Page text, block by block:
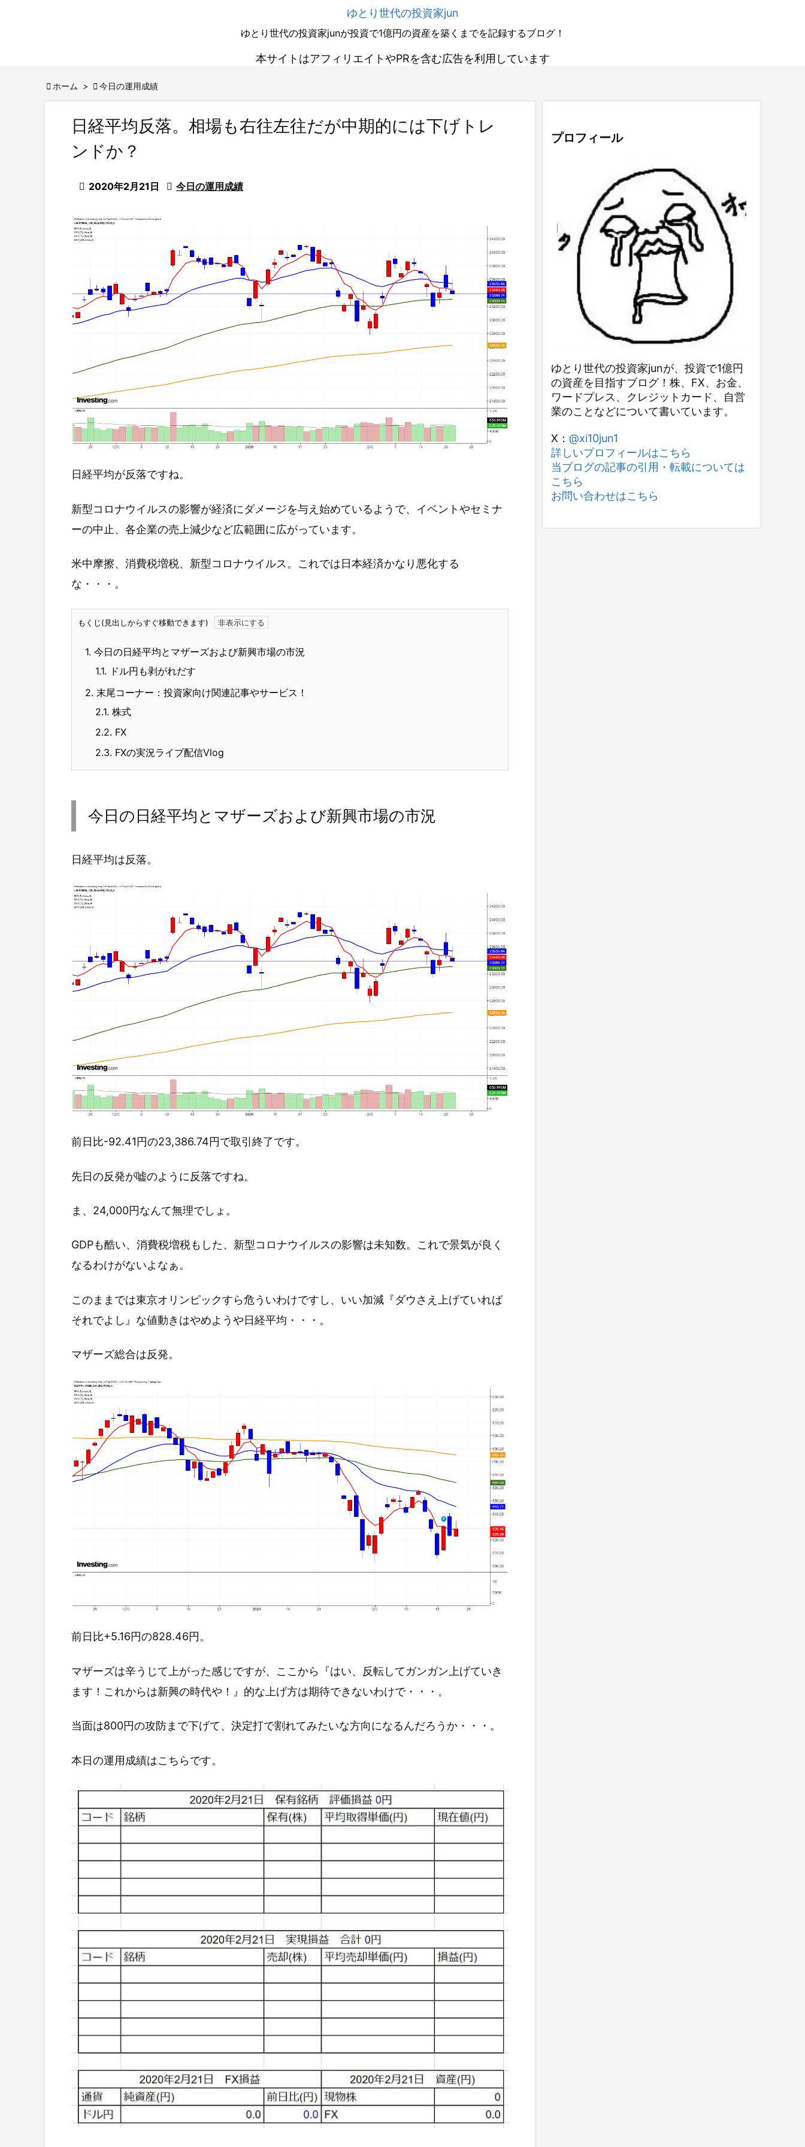
ゆとり世代の投資家jun
ゆとり世代の投資家junが投資で1億円の資産を築くまでを記録するブログ！
本サイトはアフィリエイトやPRを含む広告を利用しています
 ホーム >  今日の運用成績
日経平均反落。相場も右往左往だが中期的には下げトレ
ンドか？
 2020年2月21日  今日の運用成績
日経平均が反落ですね。
新型コロナウイルスの影響が経済にダメージを与え始めているようで、イベントやセミナ
ーの中止、各企業の売上減少など広範囲に広がっています。
米中摩擦、消費税増税、新型コロナウイルス。これでは日本経済かなり悪化する
な・・・。
もくじ(見出しからすぐ移動できます)
1. 今日の日経平均とマザーズおよび新興市場の市況
1.1. ドル円も剥がれだす
2. 末尾コーナー：投資家向け関連記事やサービス！
2.1. 株式
2.2. FX
2.3. FXの実況ライブ配信Vlog
今日の日経平均とマザーズおよび新興市場の市況
日経平均は反落。
前日比-92.41円の23,386.74円で取引終了です。
先日の反発が嘘のように反落ですね。
ま、24,000円なんて無理でしょ。
GDPも酷い、消費税増税もした、新型コロナウイルスの影響は未知数。これで景気が良く
なるわけがないよなぁ。
このままでは東京オリンピックすら危ういわけですし、いい加減『ダウさえ上げていれば
それでよし』な値動きはやめようや日経平均・・・。
マザーズ総合は反発。
前日比+5.16円の828.46円。
マザーズは辛うじて上がった感じですが、ここから『はい、反転してガンガン上げていき
ます！これからは新興の時代や！』的な上げ方は期待できないわけで・・・。
当面は800円の攻防まで下げて、決定打で割れてみたいな方向になるんだろうか・・・。
本日の運用成績はこちらです。
プロフィール
ゆとり世代の投資家junが、投資で1億円
の資産を目指すブログ！株、FX、お金、
ワードプレス、クレジットカード、自営
業のことなどについて書いています。
X： @xi10jun1
詳しいプロフィールはこちら
当ブログの記事の引用・転載については
こちら
お問い合わせはこちら